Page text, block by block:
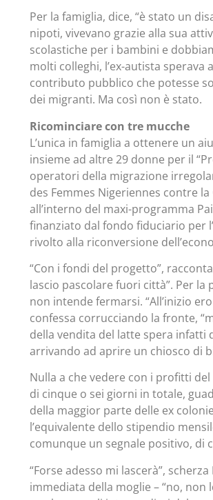
Per la famiglia, dice, “è stato un
nipoti, vivevano grazie alla sua
scolastiche per i bambini e
molti colleghi, l’ex-autista
contributo pubblico che potesse
dei migranti. Ma così non è stato.
Ricominciare con tre mucche
L’unica in famiglia a ottenere un
insieme ad altre 29 donne per il
operatori della migrazione
des Femmes Nigeriennes contre
all’interno del maxi-programma
finanziato dal fondo fiduciario per
rivolto alla riconversione
“Con i fondi del progetto”,
lascio pascolare fuori città”. Per
non intende fermarsi. “All’inizio
confessa corrucciando la fronte,
della vendita del latte spera infatti
arrivando ad aprire un chiosco di
Nulla a che vedere con i profitti
di cinque o sei giorni in totale,
della maggior parte delle ex
l’equivalente dello stipendio
comunque un segnale positivo, di
“Forse adesso mi lascerà”,
immediata della moglie – “no,